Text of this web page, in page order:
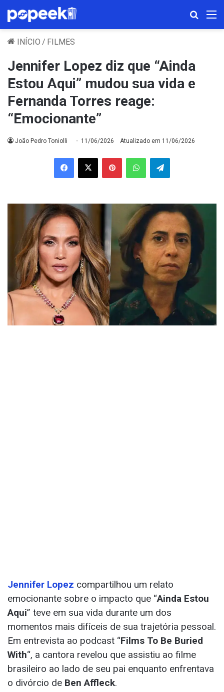
INÍCIO / FILMES
Jennifer Lopez diz que “Ainda
Estou Aqui” mudou sua vida e
Fernanda Torres reage:
“Emocionante”
João Pedro Toniolli 11/06/2026 Atualizado em 11/06/2026
Facebook
X PinterestWhatsAppTelegram
Jennifer Lopez compartilhou um relato
emocionante sobre o impacto que “Ainda Estou
Aqui” teve em sua vida durante um dos
momentos mais difíceis de sua trajetória pessoal.
Em entrevista ao podcast “Films To Be Buried
With“, a cantora revelou que assistiu ao filme
brasileiro ao lado de seu pai enquanto enfrentava
o divórcio de Ben Affleck.